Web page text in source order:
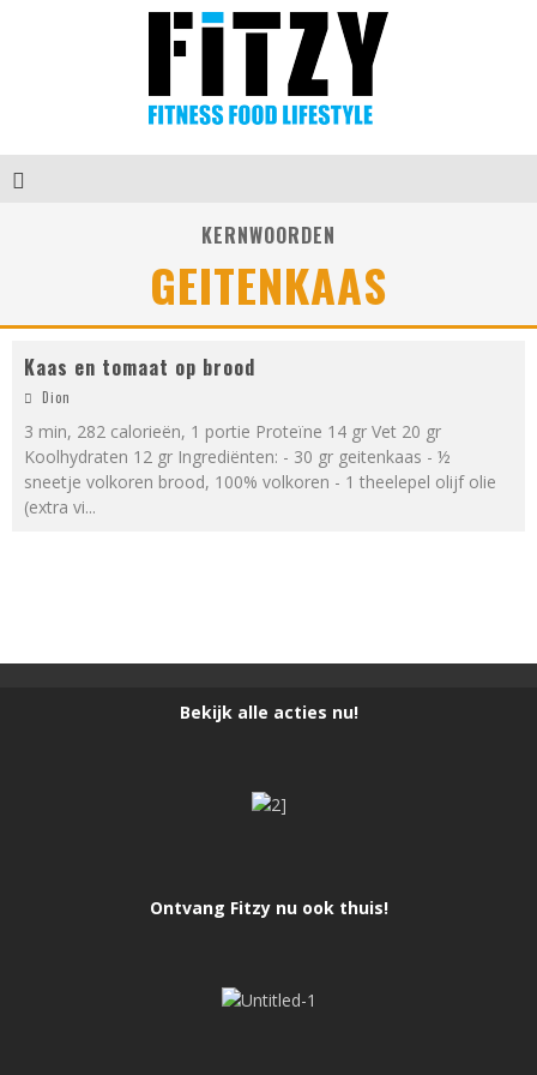
KERNWOORDEN
GEITENKAAS
Kaas en tomaat op brood
Dion
3 min, 282 calorieën, 1 portie Proteïne 14 gr Vet 20 gr
Koolhydraten 12 gr Ingrediënten: - 30 gr geitenkaas - ½
sneetje volkoren brood, 100% volkoren - 1 theelepel olijf olie
(extra vi...
Bekijk alle acties nu!
Ontvang Fitzy nu ook thuis!